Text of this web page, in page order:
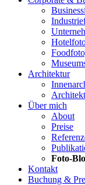
Architektur
Über mich
About
Preise
Foto-
Kontakt
Buchung &